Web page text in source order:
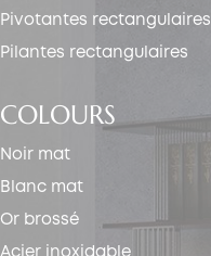
Pivotantes rectangulaires
Pilantes rectangulaires
COLOURS
Noir mat
Blanc mat
Or brossé
Acier inoxidable